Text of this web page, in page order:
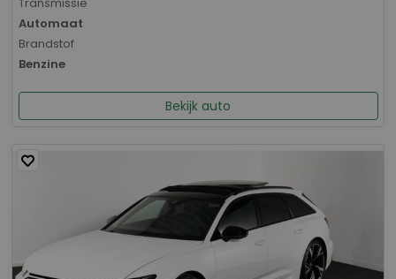
Automaat
Brandstof
Benzine
Bekijk auto